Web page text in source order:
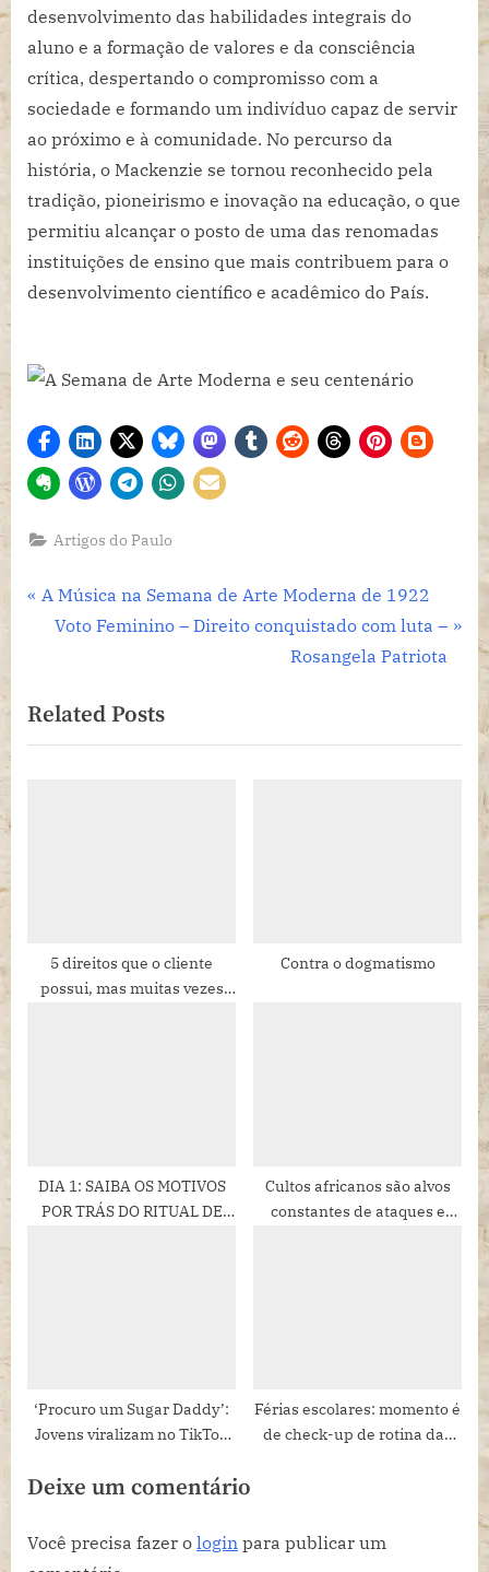
desenvolvimento das habilidades integrais do
aluno e a formação de valores e da consciência
crítica, despertando o compromisso com a
sociedade e formando um indivíduo capaz de servir
ao próximo e à comunidade. No percurso da
história, o Mackenzie se tornou reconhecido pela
tradição, pioneirismo e inovação na educação, o que
permitiu alcançar o posto de uma das renomadas
instituições de ensino que mais contribuem para o
desenvolvimento científico e acadêmico do País.
Artigos do Paulo
Navegação
P
i
o
A Música na Semana de Arte Moderna de 1922
N
t
P
Voto Feminino – Direito conquistado com luta –
Rosangela Patriota
Related Posts
5 direitos que o cliente
possui, mas muitas vezes
Contra o dogmatismo
DIA 1: SAIBA OS MOTIVOS
POR TRÁS DO RITUAL DE
Cultos africanos são alvos
constantes de ataques e
‘Procuro um Sugar Daddy’:
Jovens viralizam no TikTok
Oktoberfest
Férias escolares: momento é
de check-up de rotina das
Deixe um comentário
Você precisa fazer o login para publicar um